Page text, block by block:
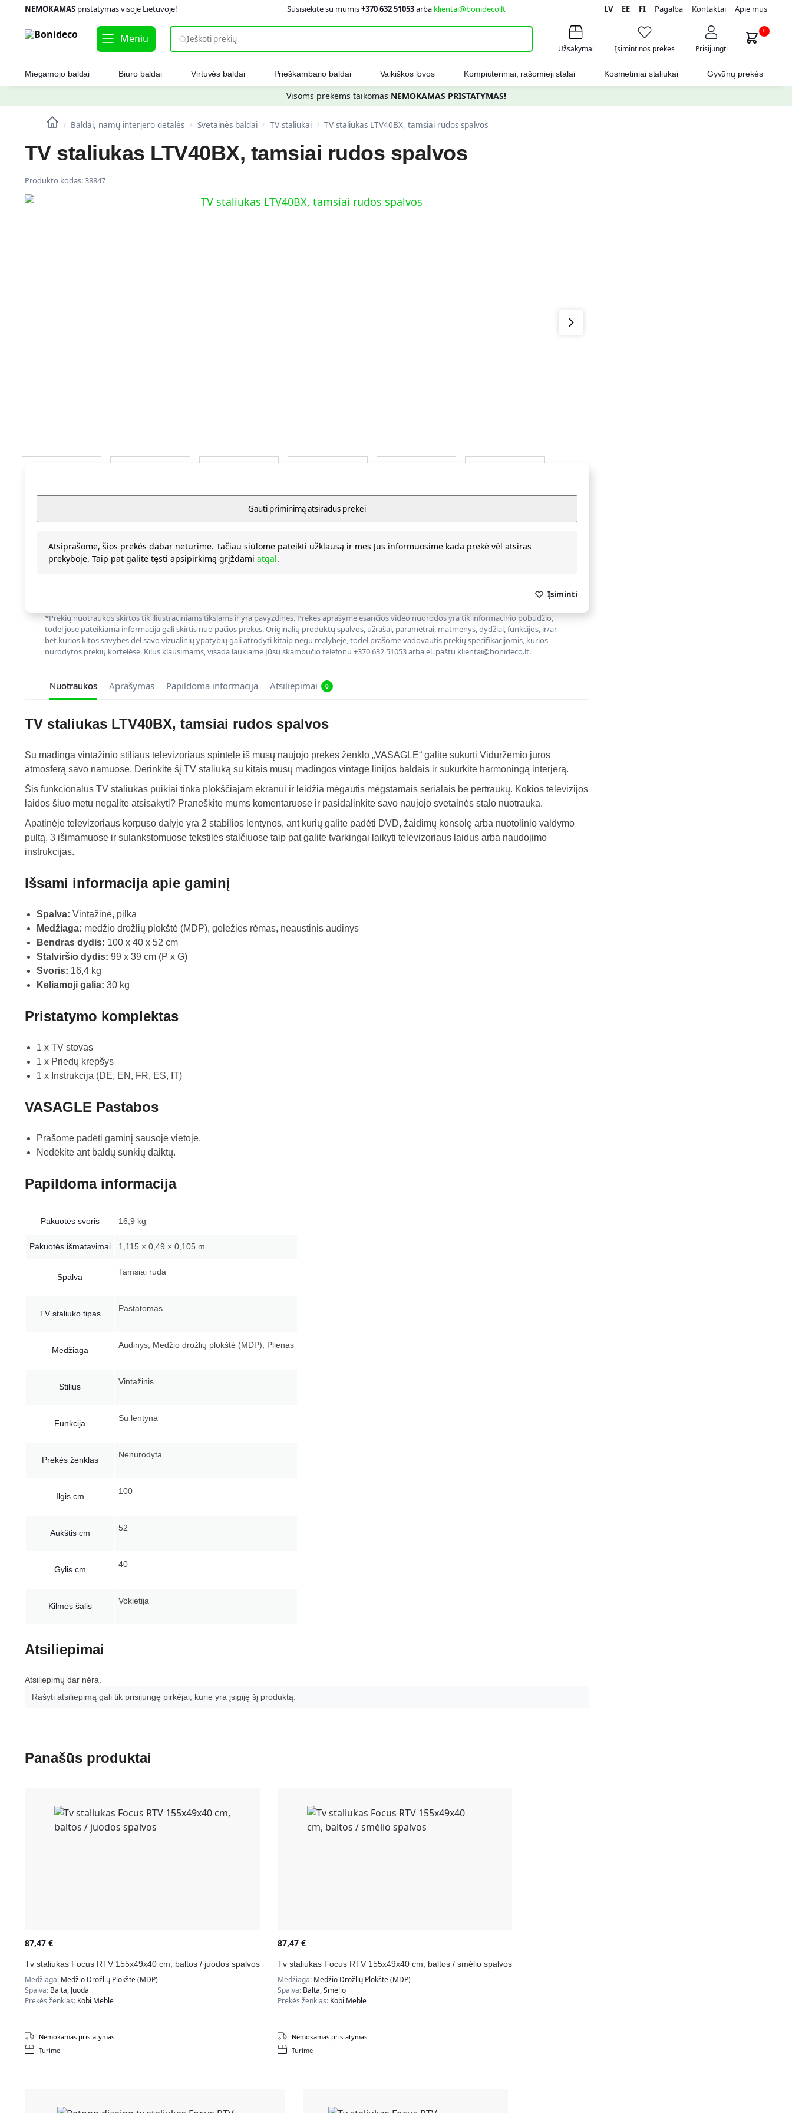
NEMOKAMASpristatymas visoje Lietuvoje! Susisiekite su mumis+370 632 51053arba klientai@bonideco.lt LV EE FI Pagalba Kontaktai Apie mus
Meniu
Užsakymai Įsimintinos prekės Prisijungti
0
Miegamojo baldai Biuro baldai Virtuvės baldai Prieškambario baldai Vaikiškos lovos Kompiuteriniai, rašomieji stalai Kosmetiniai staliukai Gyvūnų prekės
Visoms prekėms taikomas NEMOKAMAS PRISTATYMAS!
/ Baldai, namų interjero detalės / Svetainės baldai / TV staliukai / TV staliukas LTV40BX, tamsiai rudos spalvos
TV staliukas LTV40BX, tamsiai rudos spalvos
Produkto kodas:38847
Atsiprašome, šios prekės dabar neturime. Tačiau siūlome pateikti užklausą ir mes Jus informuosime kada prekė vėl atsiras
prekyboje. Taip pat galite tęsti apsipirkimą grįždami atgal.
Įsiminti
*Prekių nuotraukos skirtos tik iliustraciniams tikslams ir yra pavyzdinės. Prekės aprašyme esančios video nuorodos yra tik informacinio pobūdžio,
todėl jose pateikiama informacija gali skirtis nuo pačios prekės. Originalių produktų spalvos, užrašai, parametrai, matmenys, dydžiai, funkcijos, ir/ar
bet kurios kitos savybės dėl savo vizualinių ypatybių gali atrodyti kitaip negu realybėje, todėl prašome vadovautis prekių specifikacijomis, kurios
nurodytos prekių kortelėse. Kilus klausimams, visada laukiame Jūsų skambučio telefonu +370 632 51053 arba el. paštu klientai@bonideco.lt.
Nuotraukos Aprašymas Papildoma informacija Atsiliepimai 0
TV staliukas LTV40BX, tamsiai rudos spalvos
Su madinga vintažinio stiliaus televizoriaus spintele iš mūsų naujojo prekės ženklo „VASAGLE“ galite sukurti Viduržemio jūros
atmosferą savo namuose. Derinkite šį TV staliuką su kitais mūsų madingos vintage linijos baldais ir sukurkite harmoningą interjerą.
Šis funkcionalus TV staliukas puikiai tinka plokščiajam ekranui ir leidžia mėgautis mėgstamais serialais be pertraukų. Kokios televizijos
laidos šiuo metu negalite atsisakyti? Praneškite mums komentaruose ir pasidalinkite savo naujojo svetainės stalo nuotrauka.
Apatinėje televizoriaus korpuso dalyje yra 2 stabilios lentynos, ant kurių galite padėti DVD, žaidimų konsolę arba nuotolinio valdymo
pultą. 3 išimamuose ir sulankstomuose tekstilės stalčiuose taip pat galite tvarkingai laikyti televizoriaus laidus arba naudojimo
instrukcijas.
Išsami informacija apie gaminį
Spalva: Vintažinė, pilka
Medžiaga: medžio drožlių plokštė (MDP), geležies rėmas, neaustinis audinys
Bendras dydis: 100 x 40 x 52 cm
Stalviršio dydis: 99 x 39 cm (P x G)
Svoris: 16,4 kg
Keliamoji galia: 30 kg
Pristatymo komplektas
1 x TV stovas
1 x Priedų krepšys
1 x Instrukcija (DE, EN, FR, ES, IT)
VASAGLE Pastabos
Prašome padėti gaminį sausoje vietoje.
Nedėkite ant baldų sunkių daiktų.
Papildoma informacija
Pakuotės svoris 16,9 kg
Pakuotės išmatavimai 1,115 × 0,49 × 0,105 m
Spalva
Tamsiai ruda
TV staliuko tipas
Pastatomas
Medžiaga
Audinys, Medžio drožlių plokštė (MDP), Plienas
Stilius
Vintažinis
Funkcija
Su lentyna
Prekės ženklas
Nenurodyta
Ilgis cm
100
Aukštis cm
52
Gylis cm
40
Kilmės šalis
Vokietija
Atsiliepimai
Atsiliepimų dar nėra.
Rašyti atsiliepimą gali tik prisijungę pirkėjai, kurie yra įsigiję šį produktą.
Panašūs produktai
87,47 €
Tv staliukas Focus RTV 155x49x40 cm, baltos / juodos spalvos
Medžiaga: Medžio Drožlių Plokštė (MDP)
Spalva: Balta, Juoda
Prekės ženklas: Kobi Meble
Turime
Nemokamas pristatymas!
87,47 €
Tv staliukas Focus RTV 155x49x40 cm, baltos / smėlio spalvos
Medžiaga: Medžio Drožlių Plokštė (MDP)
Spalva: Balta, Smėlio
Prekės ženklas: Kobi Meble
Turime
Nemokamas pristatymas!